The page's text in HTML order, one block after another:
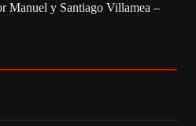
Manuel y Santiago Villamea –